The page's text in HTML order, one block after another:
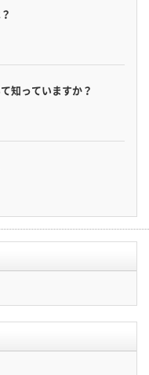
知っていますか？